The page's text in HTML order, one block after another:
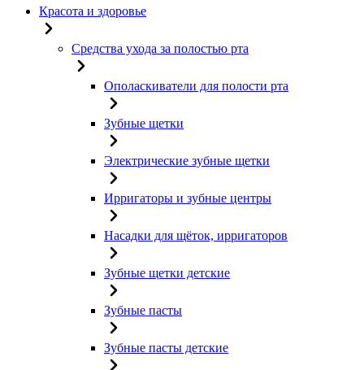
Красота и здоровье
Средства ухода за полостью рта
Ополаскиватели для полости рта
Зубные щетки
Электрические зубные щетки
Ирригаторы и зубные центры
Насадки для щёток, ирригаторов
Зубные щетки детские
Зубные пасты
Зубные пасты детские